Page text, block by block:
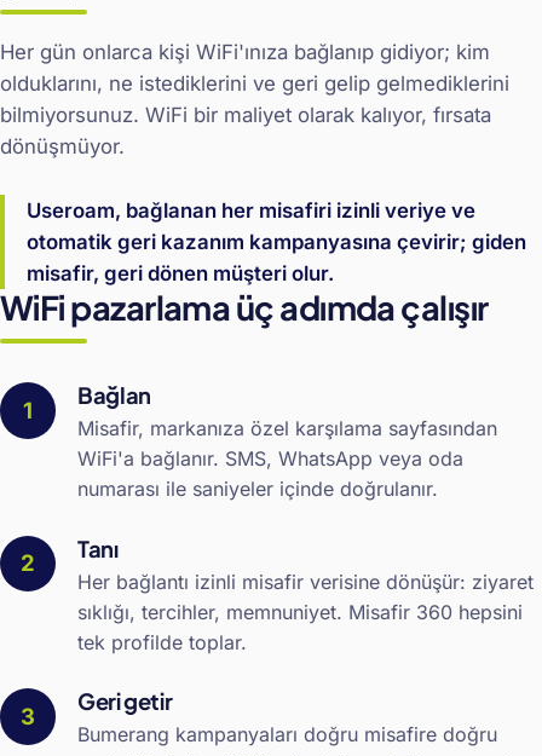
Her gün onlarca kişi WiFi'ınıza bağlanıp gidiyor; kim
olduklarını, ne istediklerini ve geri gelip gelmediklerini
bilmiyorsunuz. WiFi bir maliyet olarak kalıyor, fırsata
dönüşmüyor.
Useroam, bağlanan her misafiri izinli veriye ve
otomatik geri kazanım kampanyasına çevirir; giden
misafir, geri dönen müşteri olur.
WiFi pazarlama üç adımda çalışır
Bağlan
Misafir, markanıza özel karşılama sayfasından
WiFi'a bağlanır. SMS, WhatsApp veya oda
numarası ile saniyeler içinde doğrulanır.
Tanı
Her bağlantı izinli misafir verisine dönüşür: ziyaret
sıklığı, tercihler, memnuniyet. Misafir 360 hepsini
tek profilde toplar.
Geri getir
Bumerang kampanyaları doğru misafire doğru